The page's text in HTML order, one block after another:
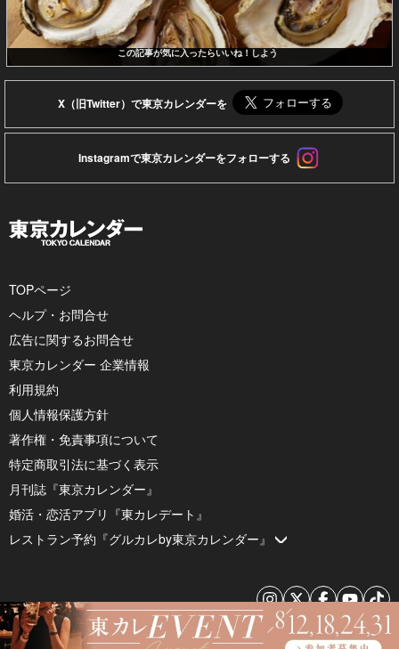
この記事が気に入ったらいいね！しよう
X（旧Twitter）で東京カレンダーを
Instagramで東京カレンダーをフォローする
TOPページ
ヘルプ・お問合せ
広告に関するお問合せ
東京カレンダー 企業情報
利用規約
個人情報保護方針
著作権・免責事項について
特定商取引法に基づく表示
月刊誌『東京カレンダー』
婚活・恋活アプリ『東カレデート』
レストラン予約『グルカレby東京カレンダー』
© 2026 by Tokyo Calendar, Inc.